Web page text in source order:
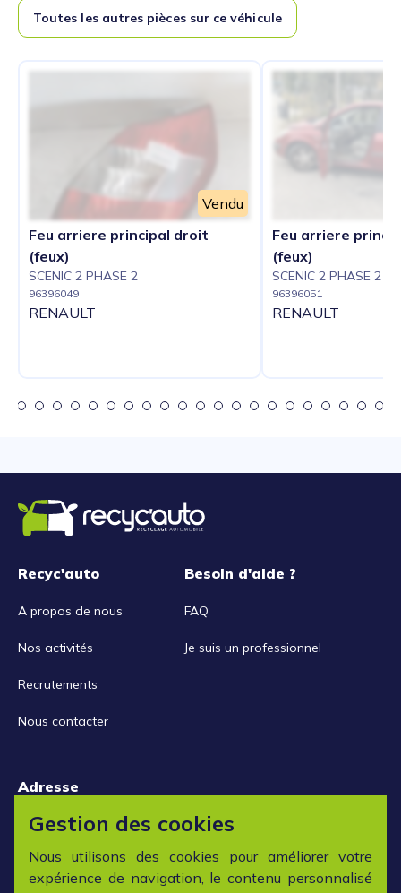
Toutes les autres pièces sur ce véhicule
Vendu
Feu arriere principal droit
(feux)
SCENIC 2 PHASE 2
96396049
RENAULT
Feu arriere
(feux)
SCENIC 2 PHASE 2
96396051
RENAULT
Recyc'auto
A propos de nous
Nos activités
Recrutements
Nous contacter
Besoin d'aide ?
FAQ
Je suis un professionnel
Adresse
15 rue de la Libération
42152 L'horme
Gestion des cookies
Nous utilisons des cookies pour améliorer votre
expérience de navigation, le contenu personnalisé